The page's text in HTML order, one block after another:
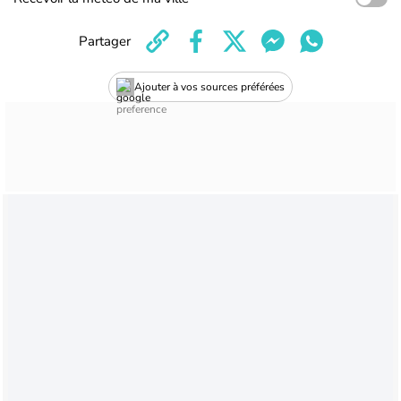
Ajouter à vos sources préférées
Partager